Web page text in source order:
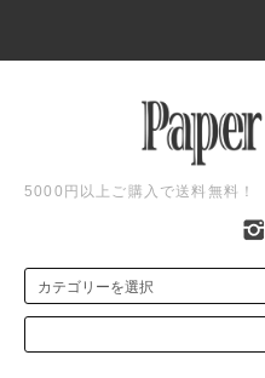
5000円以上ご購入で送料無料！